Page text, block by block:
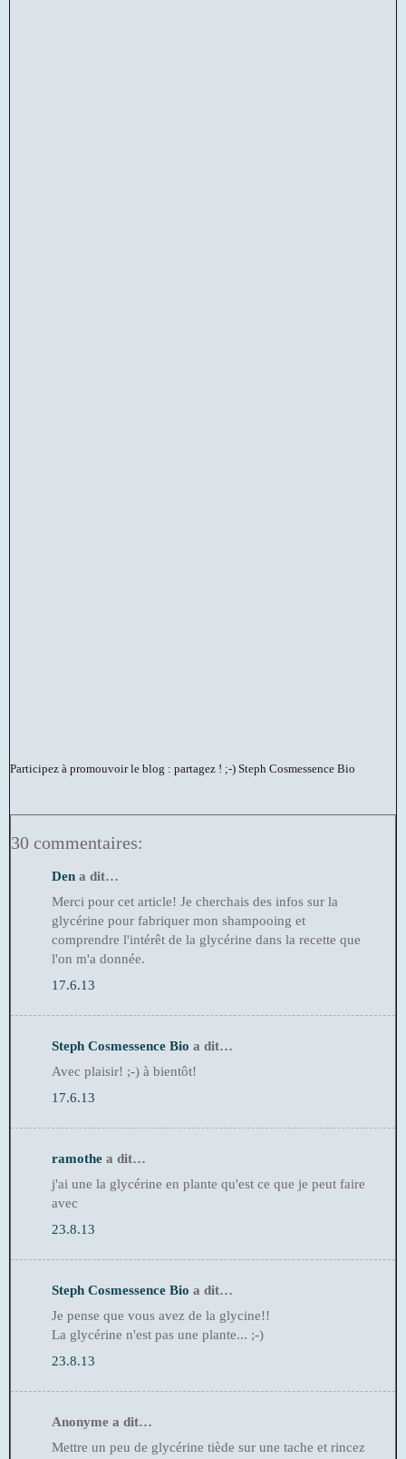
Participez à promouvoir le blog : partagez ! ;-) Steph Cosmessence Bio
30 commentaires:
Den a dit…
Merci pour cet article! Je cherchais des infos sur la
glycérine pour fabriquer mon shampooing et
comprendre l'intérêt de la glycérine dans la recette que
l'on m'a donnée.
17.6.13
Steph Cosmessence Bio a dit…
Avec plaisir! ;-) à bientôt!
17.6.13
ramothe a dit…
j'ai une la glycérine en plante qu'est ce que je peut faire
avec
23.8.13
Steph Cosmessence Bio a dit…
Je pense que vous avez de la glycine!!
La glycérine n'est pas une plante... ;-)
23.8.13
Anonyme a dit…
Mettre un peu de glycérine tiède sur une tache et rincez